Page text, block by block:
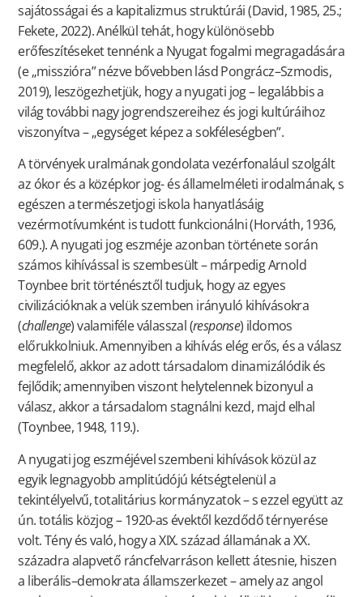
sajátosságai és a kapitalizmus struktúrái (David, 1985, 25.;
Fekete, 2022). Anélkül tehát, hogy különösebb
erőfeszítéseket tennénk a Nyugat fogalmi megragadására
(e „misszióra” nézve bővebben lásd Pongrácz–Szmodis,
2019), leszögezhetjük, hogy a nyugati jog – legalábbis a
világ további nagy jogrendszereihez és jogi kultúráihoz
viszonyítva – „egységet képez a sokféleségben”.
A törvények uralmának gondolata vezérfonalául szolgált
az ókor és a középkor jog- és államelméleti irodalmának, s
egészen a természetjogi iskola hanyatlásáig
vezérmotívumként is tudott funkcionálni (Horváth, 1936,
609.). A nyugati jog eszméje azonban története során
számos kihívással is szembesült – márpedig Arnold
Toynbee brit történésztől tudjuk, hogy az egyes
civilizációknak a velük szemben irányuló kihívásokra
(challenge) valamiféle válasszal (response) ildomos
előrukkolniuk. Amennyiben a kihívás elég erős, és a válasz
megfelelő, akkor az adott társadalom dinamizálódik és
fejlődik; amennyiben viszont helytelennek bizonyul a
válasz, akkor a társadalom stagnálni kezd, majd elhal
(Toynbee, 1948, 119.).
A nyugati jog eszméjével szembeni kihívások közül az
egyik legnagyobb amplitúdójú kétségtelenül a
tekintélyelvű, totalitárius kormányzatok – s ezzel együtt az
ún. totális közjog – 1920-as évektől kezdődő térnyerése
volt. Tény és való, hogy a XIX. század államának a XX.
századra alapvető ráncfelvarráson kellett átesnie, hiszen
a liberális–demokrata államszerkezet – amely az angol